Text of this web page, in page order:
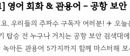
영어 회화 & 관용어 - 공항 보
, 우리들의 주파수 구독자 여러분! ✈️ 오
탑승 전 누구나 거치는 공항 보안 검색대
녹아든 관용어 5가지까지 함께 마스터해